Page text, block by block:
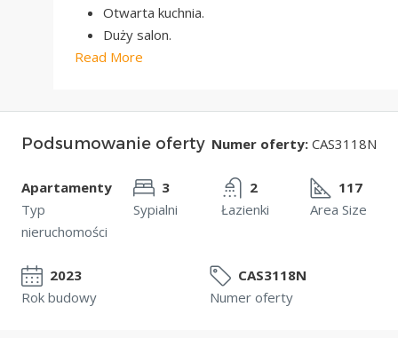
Otwarta kuchnia.
Duży salon.
Read More
Podsumowanie oferty Numer oferty: CAS3118N
Apartamenty
Typ
nieruchomości
3
Sypialni
2
Łazienki
117
Area Size
2023
Rok budowy
CAS3118N
Numer oferty